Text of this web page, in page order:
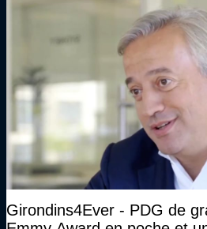
Girondins4Ever - PDG de